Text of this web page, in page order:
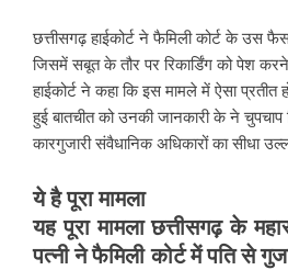
छत्तीसगढ़ हाईकोर्ट ने फैमिली कोर्ट के उस
जिसमें सबूत के तौर पर रिकार्डिंग को पेश
हाईकोर्ट ने कहा कि इस मामले में ऐसा प्रतीत
हुई बातचीत को उनकी जानकारी के ने चुपचाप
कारगुजारी संवैधानिक अधिकारों का सीधा
ये है पूरा मामला
यह पूरा मामला छत्तीसगढ़ के
पत्नी ने फैमिली कोर्ट में पति से